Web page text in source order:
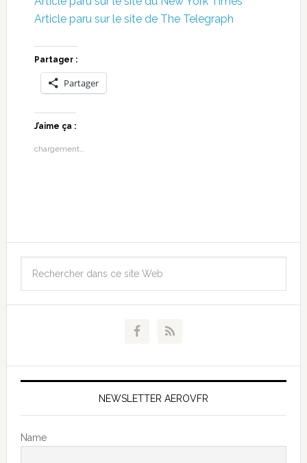
Article paru sur le site de The Telegraph
Partager :
Partager
J’aime ça :
chargement…
NEWSLETTER AEROVFR
Name